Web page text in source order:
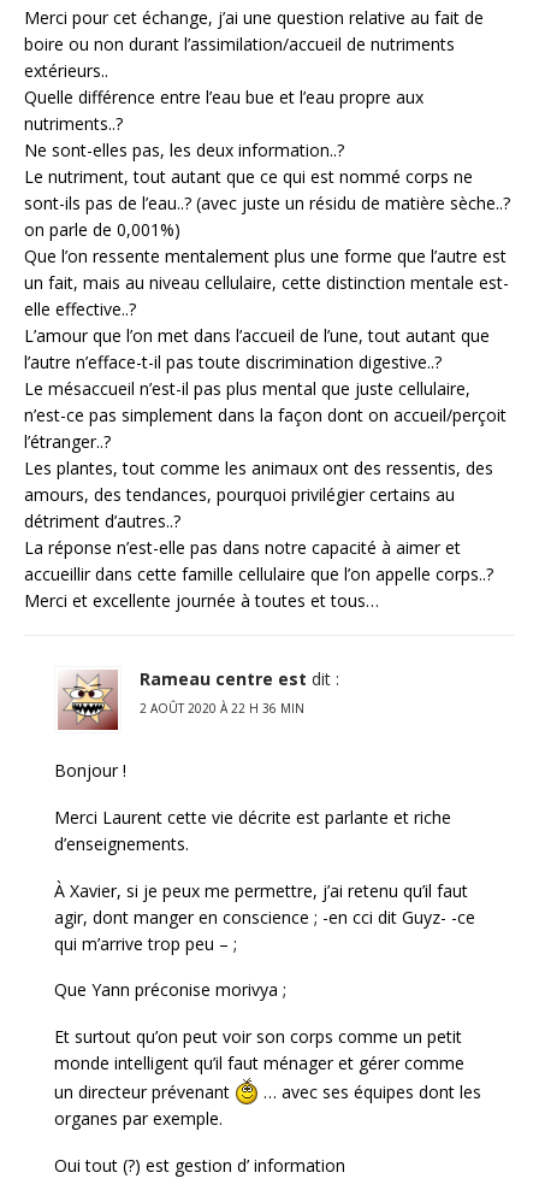
Merci pour cet échange, j’ai une question relative au fait de
boire ou non durant l’assimilation/accueil de nutriments
extérieurs..
Quelle différence entre l’eau bue et l’eau propre aux
nutriments..?
Ne sont-elles pas, les deux information..?
Le nutriment, tout autant que ce qui est nommé corps ne
sont-ils pas de l’eau..? (avec juste un résidu de matière sèche..?
on parle de 0,001%)
Que l’on ressente mentalement plus une forme que l’autre est
un fait, mais au niveau cellulaire, cette distinction mentale est-
elle effective..?
L’amour que l’on met dans l’accueil de l’une, tout autant que
l’autre n’efface-t-il pas toute discrimination digestive..?
Le mésaccueil n’est-il pas plus mental que juste cellulaire,
n’est-ce pas simplement dans la façon dont on accueil/perçoit
l’étranger..?
Les plantes, tout comme les animaux ont des ressentis, des
amours, des tendances, pourquoi privilégier certains au
détriment d’autres..?
La réponse n’est-elle pas dans notre capacité à aimer et
accueillir dans cette famille cellulaire que l’on appelle corps..?
Merci et excellente journée à toutes et tous…
Rameau centre est dit :
2 AOÛT 2020 À 22 H 36 MIN
Bonjour !
Merci Laurent cette vie décrite est parlante et riche
d’enseignements.
À Xavier, si je peux me permettre, j’ai retenu qu’il faut
agir, dont manger en conscience ; -en cci dit Guyz- -ce
qui m’arrive trop peu – ;
Que Yann préconise morivya ;
Et surtout qu’on peut voir son corps comme un petit
monde intelligent qu’il faut ménager et gérer comme
un directeur prévenant
… avec ses équipes dont les
organes par exemple.
Oui tout (?) est gestion d’ information